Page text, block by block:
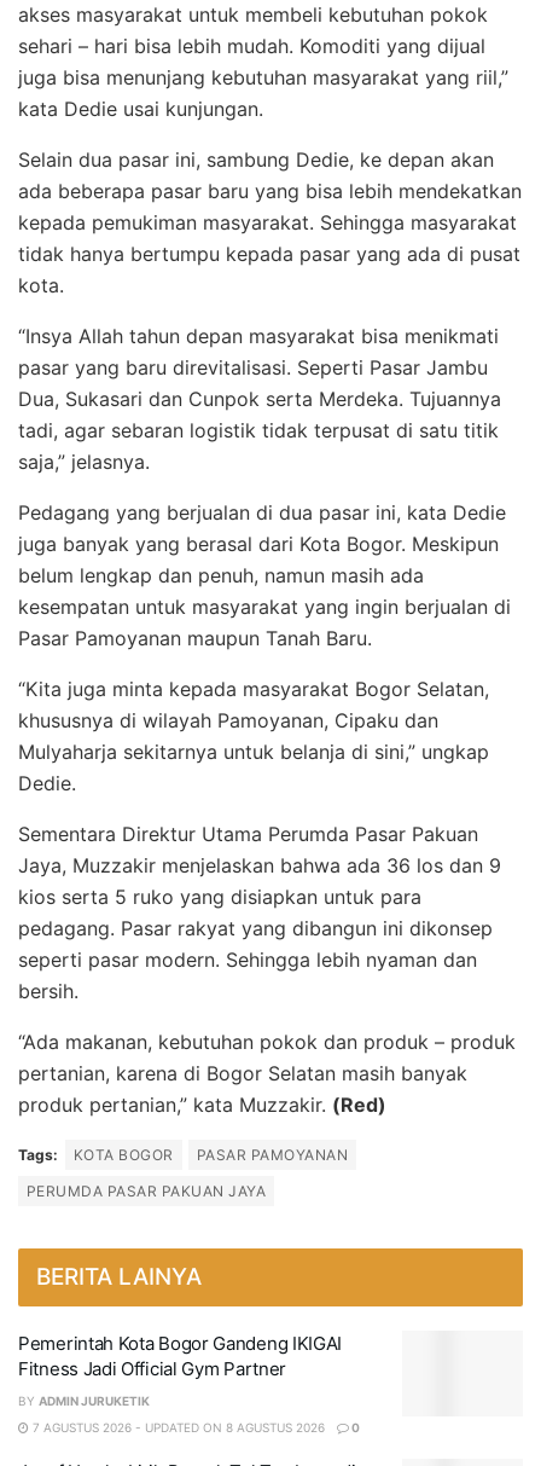
akses masyarakat untuk membeli kebutuhan pokok
sehari – hari bisa lebih mudah. Komoditi yang dijual
juga bisa menunjang kebutuhan masyarakat yang riil,”
kata Dedie usai kunjungan.
Selain dua pasar ini, sambung Dedie, ke depan akan
ada beberapa pasar baru yang bisa lebih mendekatkan
kepada pemukiman masyarakat. Sehingga masyarakat
tidak hanya bertumpu kepada pasar yang ada di pusat
kota.
“Insya Allah tahun depan masyarakat bisa menikmati
pasar yang baru direvitalisasi. Seperti Pasar Jambu
Dua, Sukasari dan Cunpok serta Merdeka. Tujuannya
tadi, agar sebaran logistik tidak terpusat di satu titik
saja,” jelasnya.
Pedagang yang berjualan di dua pasar ini, kata Dedie
juga banyak yang berasal dari Kota Bogor. Meskipun
belum lengkap dan penuh, namun masih ada
kesempatan untuk masyarakat yang ingin berjualan di
Pasar Pamoyanan maupun Tanah Baru.
“Kita juga minta kepada masyarakat Bogor Selatan,
khususnya di wilayah Pamoyanan, Cipaku dan
Mulyaharja sekitarnya untuk belanja di sini,” ungkap
Dedie.
Sementara Direktur Utama Perumda Pasar Pakuan
Jaya, Muzzakir menjelaskan bahwa ada 36 los dan 9
kios serta 5 ruko yang disiapkan untuk para
pedagang. Pasar rakyat yang dibangun ini dikonsep
seperti pasar modern. Sehingga lebih nyaman dan
bersih.
“Ada makanan, kebutuhan pokok dan produk – produk
pertanian, karena di Bogor Selatan masih banyak
produk pertanian,” kata Muzzakir. (Red)
Tags: KOTA BOGOR
PASAR PAMOYANAN
PERUMDA PASAR PAKUAN JAYA
BERITA LAINYA
Pemerintah Kota Bogor Gandeng IKIGAI
Fitness Jadi Official Gym Partner
BY ADMIN JURUKETIK
7 AGUSTUS 2026 - UPDATED ON 8 AGUSTUS 2026
0